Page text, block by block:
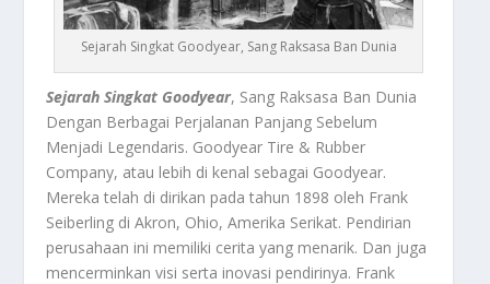
Sejarah Singkat Goodyear, Sang Raksasa Ban Dunia
Sejarah Singkat Goodyear, Sang Raksasa Ban Dunia
Dengan Berbagai Perjalanan Panjang Sebelum
Menjadi Legendaris. Goodyear Tire & Rubber
Company, atau lebih di kenal sebagai Goodyear.
Mereka telah di dirikan pada tahun 1898 oleh Frank
Seiberling di Akron, Ohio, Amerika Serikat. Pendirian
perusahaan ini memiliki cerita yang menarik. Dan juga
mencerminkan visi serta inovasi pendirinya. Frank